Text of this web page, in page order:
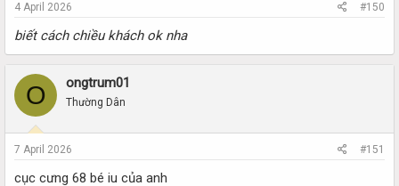
4 April 2026 #150
biết cách chiều khách ok nha
O ongtrum01
Thường Dân
7 April 2026 #151
cục cưng 68 bé iu của anh